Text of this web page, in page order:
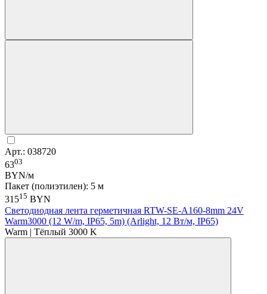
Арт.: 038720
6303
BYN/м
Пакет (полиэтилен): 5 м
31515 BYN
Светодиодная лента герметичная RTW-SE-A160-8mm 24V
Warm3000 (12 W/m, IP65, 5m) (Arlight, 12 Вт/м, IP65)
Warm | Тёплый 3000 K